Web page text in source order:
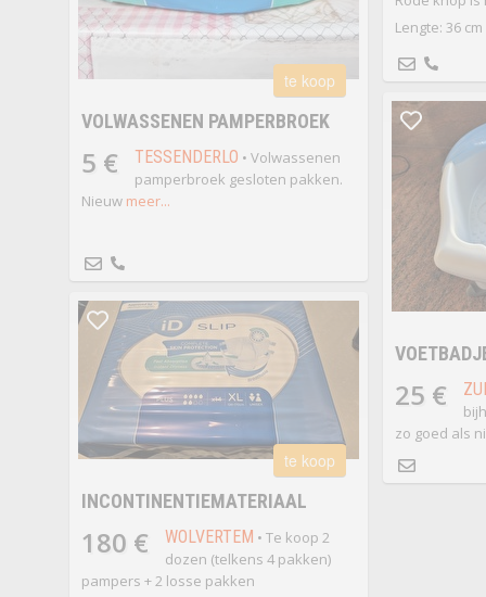
Lengte: 36 cm
te koop
VOLWASSENEN PAMPERBROEK
5 € TESSENDERLO • Volwassenen
pamperbroek gesloten pakken.
Nieuw meer...
25 €
zo goed als
te koop
INCONTINENTIEMATERIAAL
180 € WOLVERTEM • Te koop 2
dozen (telkens 4 pakken)
pampers + 2 losse pakken